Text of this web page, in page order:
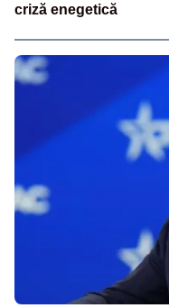
criză enegetică